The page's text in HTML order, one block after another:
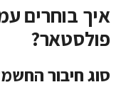
איך בוחרים
פולסטאר?
סוג חיבור